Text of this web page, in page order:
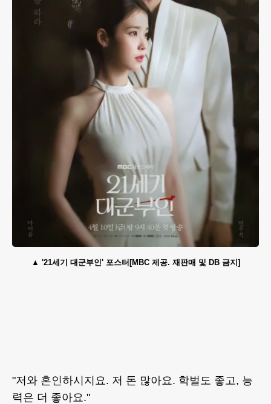
'21세기 대군부인' 포스터[MBC 제공. 재판매 및 DB 금지]
"저와 혼인하시지요. 저 돈 많아요. 학벌도 좋고, 능
력은 더 좋아요."